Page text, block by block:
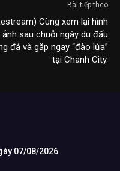
Bài tiếp theo
Cùng xem lại hình
ảnh sau chuỗi ngày du đấu
đá và gặp ngay “đào lửa”
tại Chanh City.
07/08/2026